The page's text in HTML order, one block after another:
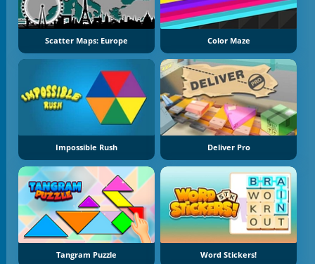
Scatter Maps: Europe Color Maze
Impossible Rush Deliver Pro
Tangram Puzzle Word Stickers!